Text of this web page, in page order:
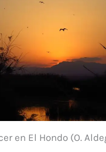
en El Hondo (O.